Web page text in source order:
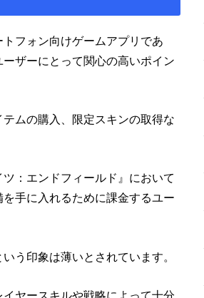
フォン向けゲームアプリであ
ザーにとって関心の高いポイン
ムの購入、限定スキンの取得な
：エンドフィールド』において
手に入れるために課金するユー
う印象は薄いとされています。
ヤースキルや戦略によって十分